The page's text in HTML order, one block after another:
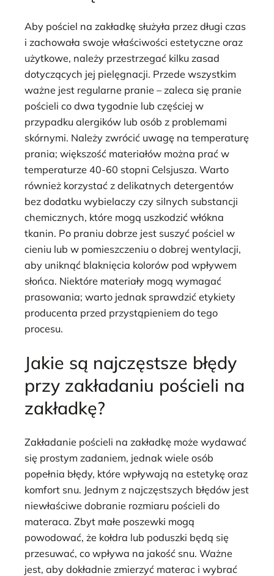
Aby pościel na zakładkę służyła przez długi czas
i zachowała swoje właściwości estetyczne oraz
użytkowe, należy przestrzegać kilku zasad
dotyczących jej pielęgnacji. Przede wszystkim
ważne jest regularne pranie – zaleca się pranie
pościeli co dwa tygodnie lub częściej w
przypadku alergików lub osób z problemami
skórnymi. Należy zwrócić uwagę na temperaturę
prania; większość materiałów można prać w
temperaturze 40-60 stopni Celsjusza. Warto
również korzystać z delikatnych detergentów
bez dodatku wybielaczy czy silnych substancji
chemicznych, które mogą uszkodzić włókna
tkanin. Po praniu dobrze jest suszyć pościel w
cieniu lub w pomieszczeniu o dobrej wentylacji,
aby uniknąć blaknięcia kolorów pod wpływem
słońca. Niektóre materiały mogą wymagać
prasowania; warto jednak sprawdzić etykiety
producenta przed przystąpieniem do tego
procesu.
Jakie są najczęstsze błędy
przy zakładaniu pościeli na
zakładkę?
Zakładanie pościeli na zakładkę może wydawać
się prostym zadaniem, jednak wiele osób
popełnia błędy, które wpływają na estetykę oraz
komfort snu. Jednym z najczęstszych błędów jest
niewłaściwe dobranie rozmiaru pościeli do
materaca. Zbyt małe poszewki mogą
powodować, że kołdra lub poduszki będą się
przesuwać, co wpływa na jakość snu. Ważne
jest, aby dokładnie zmierzyć materac i wybrać